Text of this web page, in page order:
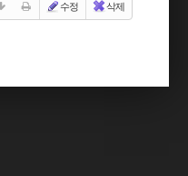
수정 삭제